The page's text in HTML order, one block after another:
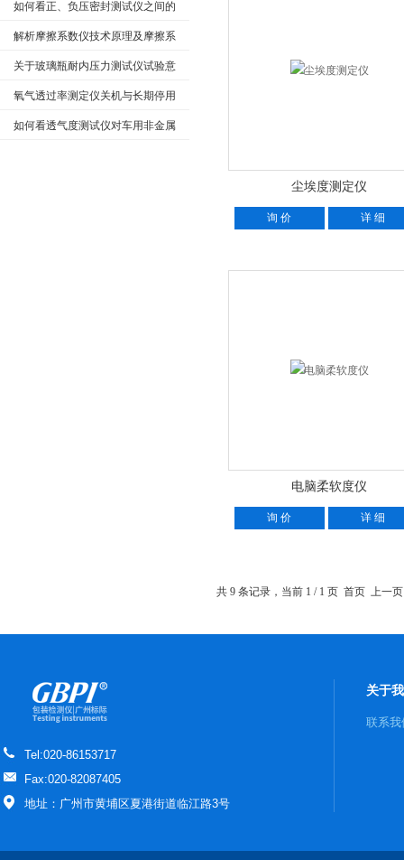
如何看正、负压密封测试仪之间的
检测原理及主要不同？
解析摩擦系数仪技术原理及摩擦系
数受影响主要因素
关于玻璃瓶耐内压力测试仪试验意
义、步骤及其原理
氧气透过率测定仪关机与长期停用
前的正确操作步骤
如何看透气度测试仪对车用非金属
尘埃度测定仪
询 价 详 细
电脑柔软度仪
询 价 详 细
共 9 条记录，当前 1 / 1 页 首页 上一
Tel:020-86153717
Fax:020-82087405
地址：广州市黄埔区夏港街道临江路3号
关于
联系我